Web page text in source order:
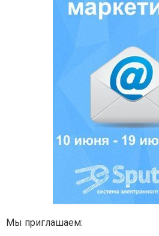
Мы приглашаем: